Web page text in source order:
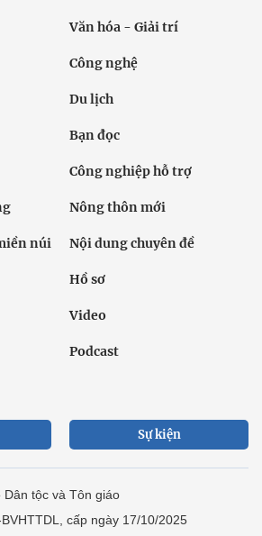
Văn hóa - Giải trí
Công nghệ
Du lịch
Bạn đọc
Công nghiệp hỗ trợ
Nông thôn mới
núi Nội dung chuyên đề
Hồ sơ
Video
Podcast
Sự kiện
tộc và Tôn giáo
cấp ngày 17/10/2025